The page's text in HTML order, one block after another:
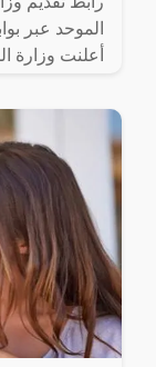
أعلنت وزارة